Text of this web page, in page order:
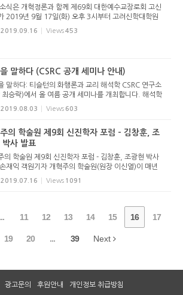
식은 개혁정론과 함께 제69회 대한예수교장로회 고신
2019년 9월 17일(화) 오후 3시부터 고려신학대학원
에서 열립니다. 올해도 개혁정론은 총회 소식을 발빠르
할 예정입니다. 뿐만 아니라 개혁신학의 관점에서 총회의
2019.09.16 Views453
말하다 (CSRC 공개 세미나 안내)
말하다: 티슬턴의 화행론과 교리 해석학 CSRC 연구소
최승락)에서 올 여름 공개 세미나를 개최합니다. 해석학
해석을 접목시킨 세계적인 거장 앤토니 티슬턴(Antho
Thieselton)의 주요 저술 [교리 해석학]을 살펴봅니다.
2019.08.03 Views 603
의 학술원 제9회 신진학자 포럼 - 김창훈, 조
박사 발표
의 학술원 제9회 신진학자 포럼 - 김창훈, 조광현 박사
재익 객원기자 개혁주의 학술원(원장 이신열)이 매년
개최하는 신진학자 포럼이 제9회를 맞아 2019년 7월
(월) 오후 2시 향상교회당(용인시 기흥구, 김석홍 목사 시
2019.07.16 Views 1091
... 11 12 13 14 15 16 17
19 20 ... 39 Next
광고문의 후원안내 개인정보 취급방침